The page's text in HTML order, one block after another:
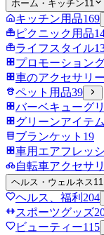
ホーム・キッチン11
キッチン用品169
ピクニック用品
ライフスタイル
プロモーション
車のアクセサリー
ペット用品39
バーベキューグ
グリーンアイテム
ブランケット 19
車用エアフレッ
自転車アクセサ
ヘルス・ウェルネス11
ヘルス、福利 204
スポーツグッズ
ビューティー115